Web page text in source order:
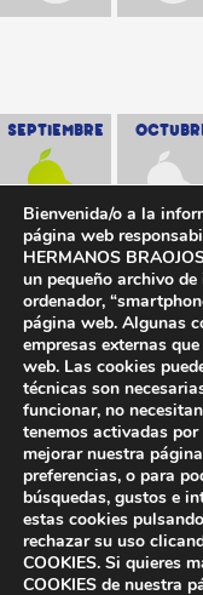
SEPTIEMBRE
Bienvenida/o a la
página web
HERMANOS
un pequeño archivo
ordenador,
página web. Algunas
empresas externas
web. Las cookies
técnicas son
funcionar, no
tenemos activadas
mejorar nuestra
preferencias, o para
búsquedas, gustos e
estas cookies
rechazar su uso
COOKIES. Si quieres
COOKIES de nuestra